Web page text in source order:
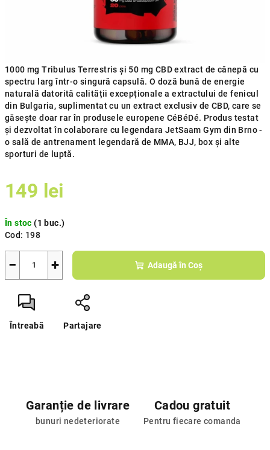
1000 mg Tribulus Terrestris și 50 mg CBD extract de cânepă cu
spectru larg într-o singură capsulă. O doză bună de energie
naturală datorită calității excepționale a extractului de fenicul
din Bulgaria, suplimentat cu un extract exclusiv de CBD, care se
găsește doar rar în produsele europene CéBéDé. Produs testat
și dezvoltat în colaborare cu legendara JetSaam Gym din Brno -
o sală de antrenament legendară de MMA, BJJ, box și alte
sporturi de luptă.
149 lei
preţ:
În stoc(1 buc.)
Cod: 198
+
− Adaugă în Coş
Întreabă Partajare
Garanție de livrare
bunuri nedeteriorate
Cadou gratuit
Pentru fiecare comanda